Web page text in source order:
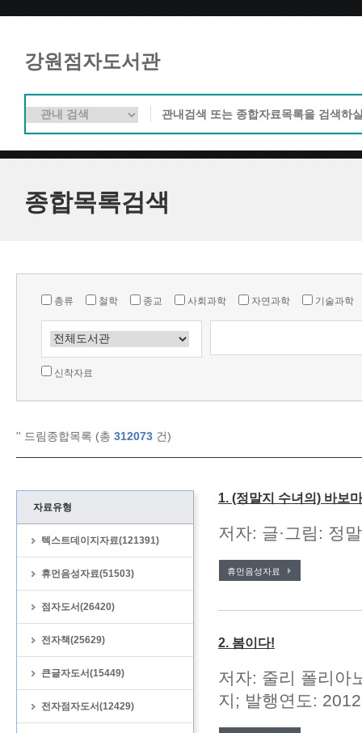
강원점자도서관
종합목록검색
총류 철학 종교 사회과학 자연과학 기술과학
신착자료
'' 드림종합목록 (총 312073 건)
자료유형
텍스트데이지자료(121391)
휴먼음성자료(51503)
점자도서(26420)
전자책(25629)
큰글자도서(15449)
전자점자도서(12429)
1. (정말지 수녀의) 바보
저자: 글·그림: 정
휴먼음성자료
2. 봄이다!
저자: 줄리 폴리아
지; 발행연도: 2012